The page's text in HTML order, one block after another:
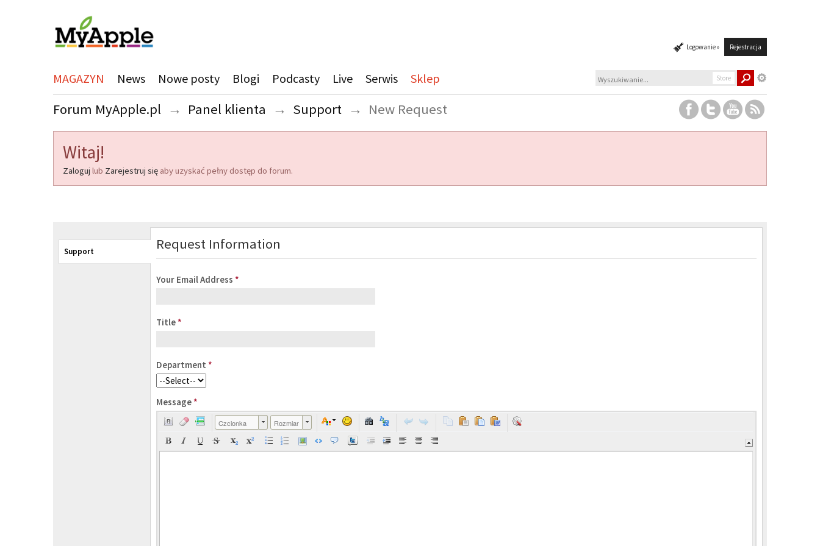
Logowanie » Rejestracja
MAGAZYN News Nowe posty Blogi Podcasty Live Serwis Sklep Store
Forum MyApple.pl → Panel klienta → Support → New Request
Witaj!
Zaloguj lub Zarejestruj się aby uzyskać pełny dostęp do forum.
Support Request Information
Your Email Address *
Title *
Department *
Message *
Czcionka Rozmiar